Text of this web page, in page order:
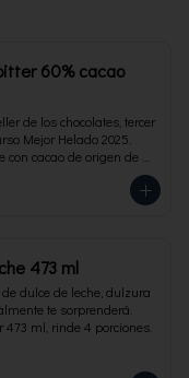
60% cacao
de los chocolates, tercer
Mejor Helado 2025.
con cacao de origen de
Envase familiar 473 ml,
473 ml
dulce de leche, dulzura
te sorprenderá.
473 ml, rinde 4 porciones.